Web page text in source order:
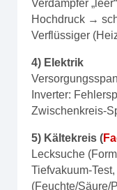
Verdampfer
Hochdruck →
Verflüssiger
4) Elektrik
Inverter:
5) Kältekreis (
Lecksuche
(Feuchte/Säure/